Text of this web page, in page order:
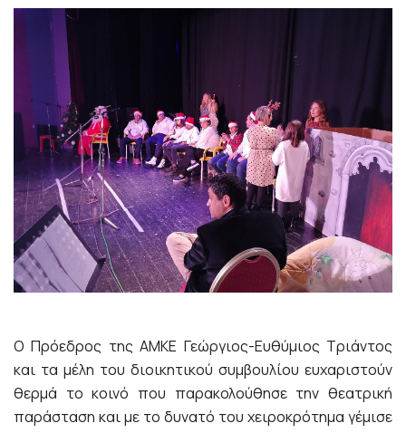
Ο Πρόεδρος της ΑΜΚΕ Γεώργιος-Ευθύμιος Τριάντος
και τα μέλη του διοικητικού συμβουλίου ευχαριστούν
θερμά το κοινό που παρακολούθησε την θεατρική
παράσταση και με το δυνατό του χειροκρότημα γέμισε